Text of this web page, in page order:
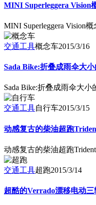
MINI Superleggera Vision
MINI Superleggera Vision
交通工具概念车2015/3/16
Sada Bike:折叠成雨伞大
Sada Bike:折叠成雨伞大小
交通工具自行车2015/3/15
动感复古的柴油超跑
动感复古的柴油超跑
交通工具超跑2015/3/14
超酷的Verrado漂移电动三